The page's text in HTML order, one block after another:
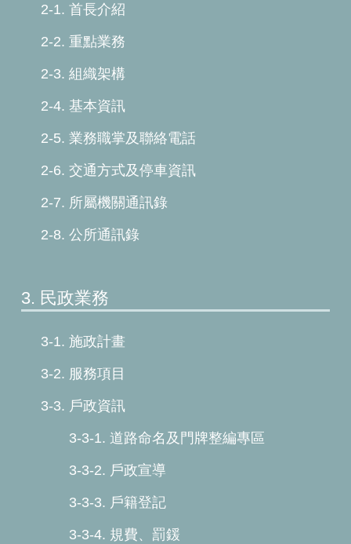
2-1. 首長介紹
2-2. 重點業務
2-3. 組織架構
2-4. 基本資訊
2-5. 業務職掌及聯絡電話
2-6. 交通方式及停車資訊
2-7. 所屬機關通訊錄
2-8. 公所通訊錄
3. 民政業務
3-1. 施政計畫
3-2. 服務項目
3-3. 戶政資訊
3-3-1. 道路命名及門牌整編專區
3-3-2. 戶政宣導
3-3-3. 戶籍登記
3-3-4. 規費、罰鍰